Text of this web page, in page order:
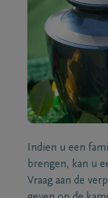
Indien u een
brengen, kan u
Vraag aan de